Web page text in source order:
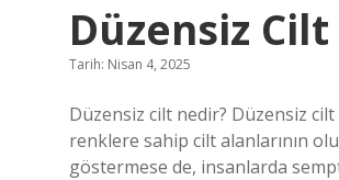
Düzensiz
Tarih: Nisan 4, 2025
Düzensiz cilt nedir? Düzensiz
renklere sahip cilt alanlarının
göstermese de, insanlarda